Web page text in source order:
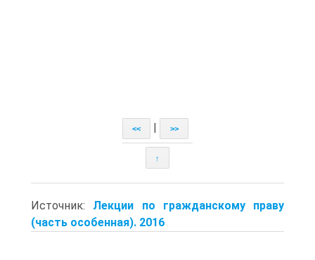
<< >>
↑
Источник: Лекции по гражданскому праву
(часть особенная). 2016